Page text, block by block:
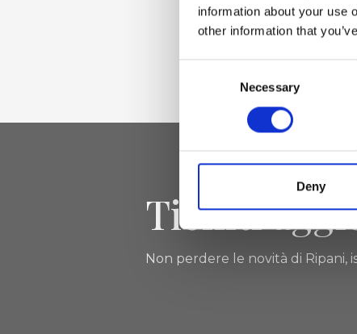
information about your use
other information that
Necessary
Deny
Dimensione
25 x 17 x 9cm (l x
Tieniti
Non perdere le novità di Ripani,